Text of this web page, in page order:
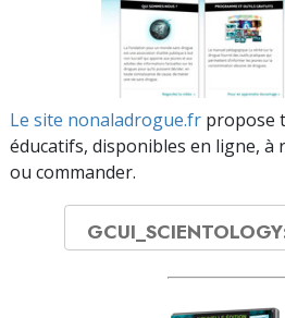
Le site nonaladrogue.fr propose
éducatifs, disponibles en ligne,
ou commander.